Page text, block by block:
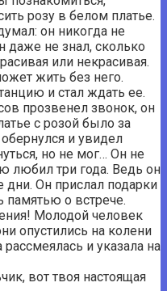
розу в белом платье.
он никогда не
даже не знал, сколько
или некрасивая.
жить без него.
​​и стал ждать ее.
прозвенел звонок, он
с розой было за
и увидел
но не мог… Он не
любил три года. Ведь он
Он прислал подарки
о встрече.
Молодой человек
опустились на колени
и указала на
вот твоя настоящая